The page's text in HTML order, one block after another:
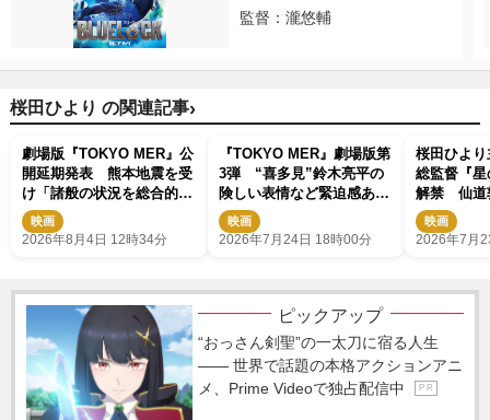
監督：瀧悠輔
桜田ひより の関連記事›
劇場版『TOKYO MER』公
開延期発表 熊本地震を受
け「諸般の状況を総合的に
勘案し」
映画
2026年8月4日 12時34分
『TOKYO MER』劇場版第
3弾 “喜多見”鈴木亮平の
険しい表情など緊迫感あふ
れる場面写真公開
映画
2026年7月24日 18時00分
桜田ひよ
総監督『
解禁 仙道
人、小林
キャスト発
映画
2026年7月
ピックアップ
“おっさん剣聖”の一太刀に宿る人生
―― 世界で話題の本格アクションアニ
メ、Prime Videoで独占配信中
P R